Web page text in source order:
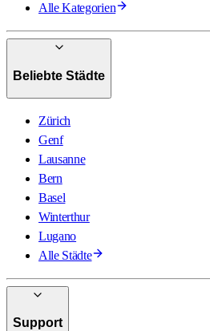
Alle Kategorien
Beliebte Städte
Zürich
Genf
Lausanne
Bern
Basel
Winterthur
Lugano
Alle Städte
Support